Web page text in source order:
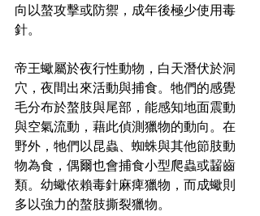
向以螯攻擊或防禦，成年後極少使用毒
針。
帝王蠍屬於夜行性動物，白天潛伏於洞
穴，夜間出來活動與捕食。牠們的感覺
毛分布於螯肢與尾部，能感知地面震動
與空氣流動，藉此偵測獵物的動向。在
野外，牠們以昆蟲、蜘蛛與其他節肢動
物為食，偶爾也會捕食小型爬蟲或齧齒
類。幼蠍依賴毒針麻痺獵物，而成蠍則
多以強力的螯肢撕裂獵物。